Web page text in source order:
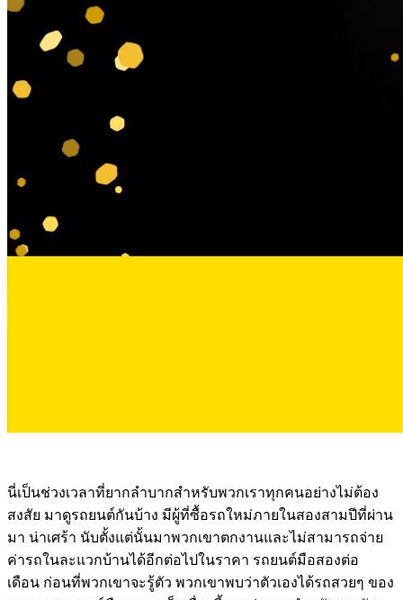
นี่เป็นช่วงเวลาที่ยากลำบากสำหรับพวกเราทุกคนอย่างไม่ต้อง
สงสัย มาดูรถยนต์กันบ้าง มีผู้ที่ซื้อรถใหม่ภายในสองสามปีที่ผ่าน
มา น่าเศร้า นับตั้งแต่นั้นมาพวกเขาตกงานและไม่สามารถจ่าย
ค่ารถในละแวกบ้านได้อีกต่อไปในราคา รถยนต์มือสองต่อ
เดือน ก่อนที่พวกเขาจะรู้ตัว พวกเขาพบว่าตัวเองได้รถสวยๆ ของ